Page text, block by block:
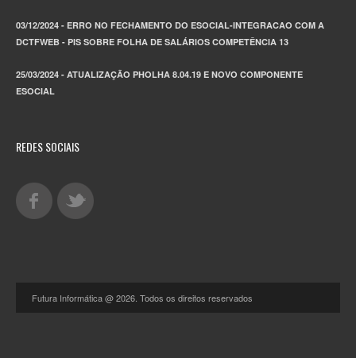
03/12/2024 - ERRO NO FECHAMENTO DO ESOCIAL-INTEGRACAO COM A
DCTFWEB - PIS SOBRE FOLHA DE SALÁRIOS COMPETÊNCIA 13
25/03/2024 - ATUALIZAÇÃO PHOLHA 8.04.19 E NOVO COMPONENTE
ESOCIAL
REDES SOCIAIS
Futura Informática @ 2026. Todos os direitos reservados